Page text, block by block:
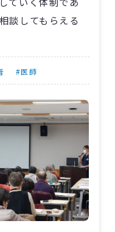
談してもらえる
#医師